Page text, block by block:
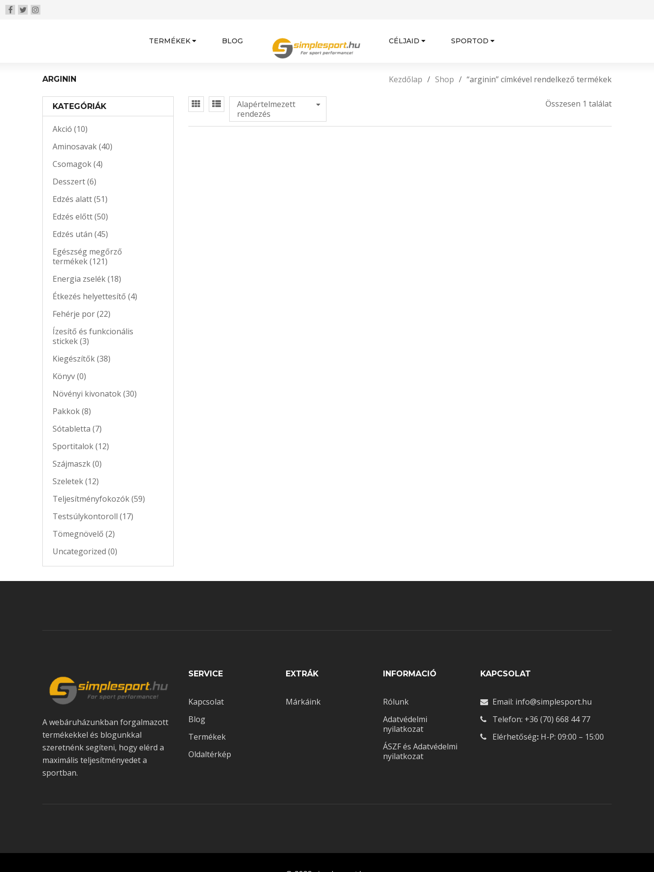
TERMÉKEK BLOG CÉLJAID SPORTOD
ARGININ Kezdőlap / Shop / “arginin” címkével rendelkező termékek
KATEGÓRIÁK
Akció (10)
Aminosavak (40)
Csomagok (4)
Desszert (6)
Edzés alatt (51)
Edzés előtt (50)
Edzés után (45)
Egészség megőrző
termékek (121)
Energia zselék (18)
Étkezés helyettesítő (4)
Fehérje por (22)
Ízesítő és funkcionális
stickek (3)
Kiegészítők (38)
Könyv (0)
Növényi kivonatok (30)
Pakkok (8)
Sótabletta (7)
Sportitalok (12)
Szájmaszk (0)
Szeletek (12)
Teljesítményfokozók (59)
Testsúlykontoroll (17)
Tömegnövelő (2)
Uncategorized (0)
Alapértelmezett
rendezés
Összesen 1 találat
A webáruházunkban forgalmazott
termékekkel és blogunkkal
szeretnénk segíteni, hogy elérd a
maximális teljesítményedet a
sportban.
SERVICE
Kapcsolat
Blog
Termékek
Oldaltérkép
EXTRÁK
Márkáink
INFORMACIÓ
Rólunk
Adatvédelmi
nyilatkozat
ÁSZF és Adatvédelmi
nyilatkozat
KAPCSOLAT
Email: info@simplesport.hu
Telefon: +36 (70) 668 44 77
Elérhetőség: H-P: 09:00 – 15:00